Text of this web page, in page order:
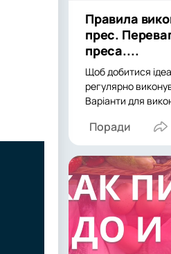
Правила
прес.
преса....
Щоб добитися
регулярно
Варіанти для
Поради